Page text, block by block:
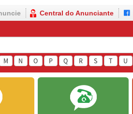
Central do Anunciante
M N O P Q R S T U